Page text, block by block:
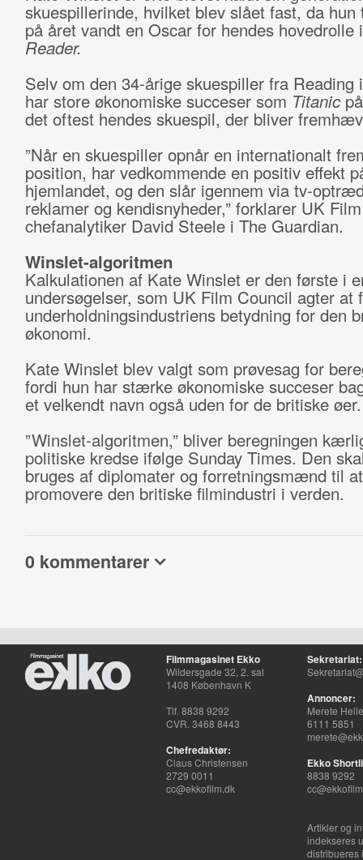
skuespillerinde, hvilket blev slået fast, da hun
på året vandt en Oscar for hendes
Reader.
Selv om den 34-årige skuespiller fra Reading
har store økonomiske succeser som Titanicpå
det oftest hendes skuespil, der bliver
”Når en skuespiller opnår en internationalt
position, har vedkommende en positiv effekt
hjemlandet, og den slår igennem via tv-
reklamer og kendisnyheder,” forklarer UK
chefanalytiker David Steele i The Guardian.
Winslet-algoritmen
Kalkulationen af Kate Winslet er den første i
undersøgelser, som UK Film Council agter at
underholdningsindustriens betydning for den
økonomi.
Kate Winslet blev valgt som prøvesag for
fordi hun har stærke økonomiske succeser
et velkendt navn også uden for de britiske øer.
”Winslet-algoritmen,” bliver beregningen
politiske kredse ifølge Sunday Times. Den
bruges af diplomater og forretningsmænd til at
promovere den britiske filmindustri i verden.
0 kommentarer
Filmmagasinet Ekko
Wildersgade 32, 2. sal
1408 København K
Tlf. 8838 9292
CVR. 3468 8443
Chefredaktør:
Claus Christensen
2729 0011
cc@ekkofilm.dk
Sekretariat:
Annoncer:
Merete
6111 5851
Ekko
8838 9292
Artikler og
indekseres
distribueres